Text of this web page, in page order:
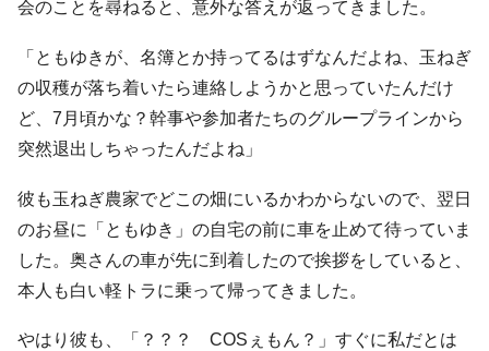
会のことを尋ねると、意外な答えが返ってきました。
「ともゆきが、名簿とか持ってるはずなんだよね、玉ねぎ
の収穫が落ち着いたら連絡しようかと思っていたんだけ
ど、7月頃かな？幹事や参加者たちのグループラインから
突然退出しちゃったんだよね」
彼も玉ねぎ農家でどこの畑にいるかわからないので、翌日
のお昼に「ともゆき」の自宅の前に車を止めて待っていま
した。奥さんの車が先に到着したので挨拶をしていると、
本人も白い軽トラに乗って帰ってきました。
やはり彼も、「？？？ COSぇもん？」すぐに私だとは